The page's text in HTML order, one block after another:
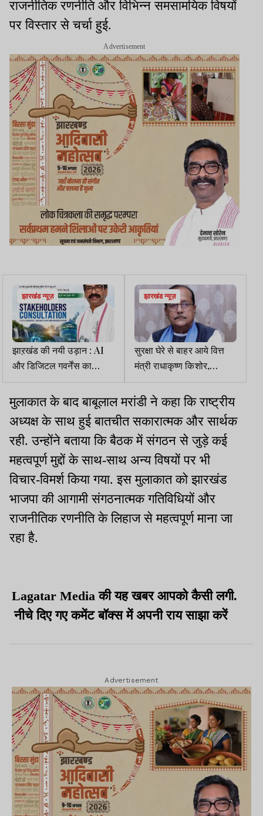
राजनीतिक रणनीति और विभिन्न समसामयिक विषयों
पर विस्तार से चर्चा हुई.
Advertisement
झारखंड न्यूज़
झाऱखंड की नयी उड़ान : AI
और डिजिटल गवर्नेंस का
राष्ट्रीय विजन पेश करेंगे CM
हेमंत सोरेन
झारखंड न्यूज़
सुरक्षा घेरे से बाहर आये वित्त
मंत्री राधाकृष्ण किशोर,
सरकारी सुरक्षा लौटाकर पुलिस
को दिया स्पष्ट संदेश
मुलाकात के बाद बाबूलाल मरांडी ने कहा कि राष्ट्रीय
अध्यक्ष के साथ हुई बातचीत सकारात्मक और सार्थक
रही. उन्होंने बताया कि बैठक में संगठन से जुड़े कई
महत्वपूर्ण मुद्दों के साथ-साथ अन्य विषयों पर भी
विचार-विमर्श किया गया. इस मुलाकात को झारखंड
भाजपा की आगामी संगठनात्मक गतिविधियों और
राजनीतिक रणनीति के लिहाज से महत्वपूर्ण माना जा
रहा है.
Lagatar Media की यह खबर आपको कैसी लगी.
नीचे दिए गए कमेंट बॉक्स में अपनी राय साझा करें
Advertisement